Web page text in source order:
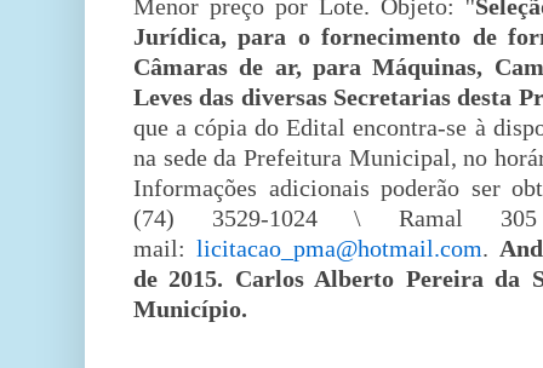
Menor preço por Lote. Objeto: ''
Jurídica, para o fornecimento de
Câmaras de ar, para Máquinas,
Leves das diversas Secretarias desta
que a cópia do Edital encontra-se à
na sede da Prefeitura Municipal, no
Informações adicionais poderão ser
(74) 3529-1024 \ Ramal
mail:licitacao_pma@hotmail.com.
de 2015. Carlos Alberto Pereira da
Município.